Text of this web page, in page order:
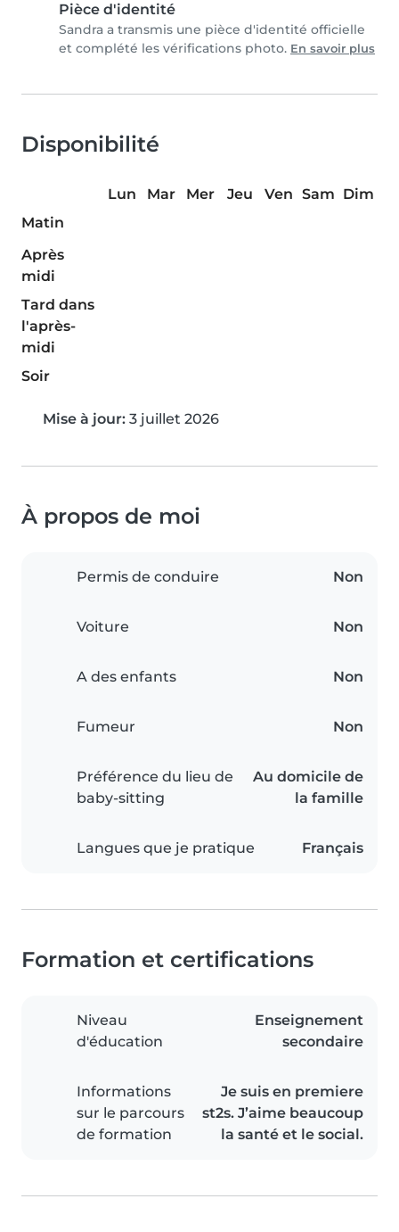
Pièce d'identité
Sandra a transmis une pièce d'identité officielle
et complété les vérifications photo. En savoir plus
Disponibilité
Lun Mar Mer Jeu Ven Sam Dim
Matin
Après
midi
Tard dans
l'après-
midi
Soir
Mise à jour: 3 juillet 2026
À propos de moi
Permis de conduire Non
Voiture Non
A des enfants Non
Fumeur Non
Préférence du lieu de
baby-sitting
Au domicile de
la famille
Langues que je pratique Français
Formation et certifications
Niveau
d'éducation
Enseignement
secondaire
Informations
sur le parcours
de formation
Je suis en premiere
st2s. J’aime beaucoup
la santé et le social.